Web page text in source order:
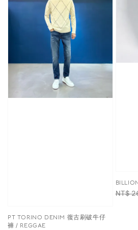
PT TORINO DENIM 復古刷破牛仔
褲 / REGGAE
NT$